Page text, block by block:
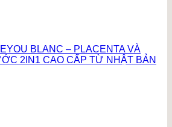
BLANC – PLACENTA VÀ
2IN1 CAO CẤP TỪ NHẬT BẢN